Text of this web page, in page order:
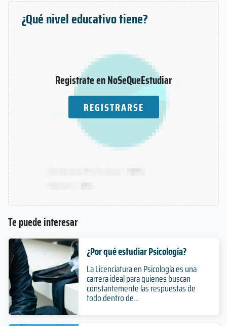
¿Qué nivel educativo tiene?
Registrate en NoSeQueEstudiar
REGISTRARSE
Te puede interesar
¿Por qué estudiar Psicología?
La Licenciatura en Psicología es una
carrera ideal para quienes buscan
constantemente las respuestas de
todo dentro de...